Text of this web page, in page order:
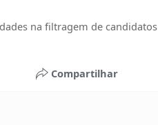
na filtragem de candidatos
Compartilhar